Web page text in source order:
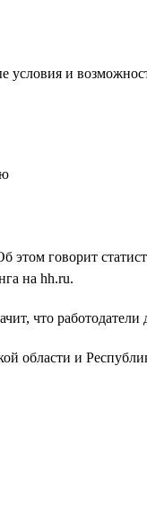
условия и
говорит
на hh.ru.
что работодатели
области и